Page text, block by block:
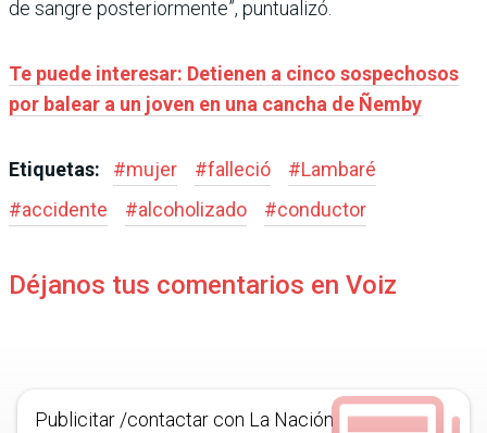
de sangre posteriormente”, puntualizó.
Te puede interesar: Detienen a cinco sospechosos
por balear a un joven en una cancha de Ñemby
Etiquetas: #mujer #falleció #Lambaré
#accidente #alcoholizado #conductor
Déjanos tus comentarios en Voiz
Publicitar /contactar con La Nación